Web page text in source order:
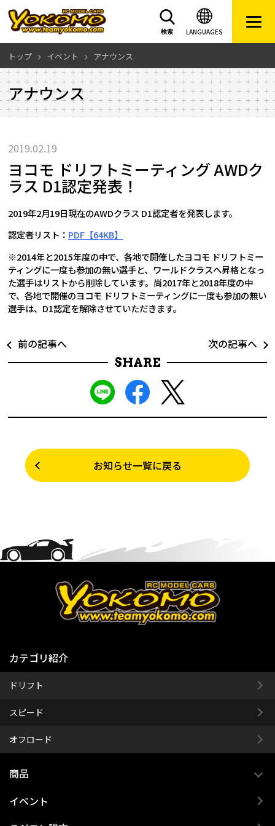
LANGUAGES
検索
トップ イベント アナウンス
アナウンス
2019.02.19
ヨコモ ドリフトミーティング AWDク
ラス D1認定発表！
2019年2月19日現在のAWDクラス D1認定者を発表します。
認定者リスト： PDF【64KB】
※2014年と2015年度の中で、各地で開催したヨコモ ドリフトミー
ティングに一度も参加の無い選手と、ワールドクラスへ昇格となっ
た選手はリストから削除しています。尚2017年と2018年度の中
で、各地で開催のヨコモ ドリフトミーティングに一度も参加の無い
選手は、D1認定を解除させていただきます。
前の記事へ
次の記事へ
SHARE
お知らせ一覧に戻る
カテゴリ紹介
ドリフト
スピード
オフロード
商品
イベント